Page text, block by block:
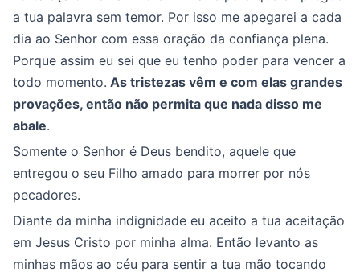
a tua palavra sem temor. Por isso me apegarei a cada
dia ao Senhor com essa oração da confiança plena.
Porque assim eu sei que eu tenho poder para vencer a
todo momento. As tristezas vêm e com elas grandes
provações, então não permita que nada disso me
abale.
Somente o Senhor é Deus bendito, aquele que
entregou o seu Filho amado para morrer por nós
pecadores.
Diante da minha indignidade eu aceito a tua aceitação
em Jesus Cristo por minha alma. Então levanto as
minhas mãos ao céu para sentir a tua mão tocando